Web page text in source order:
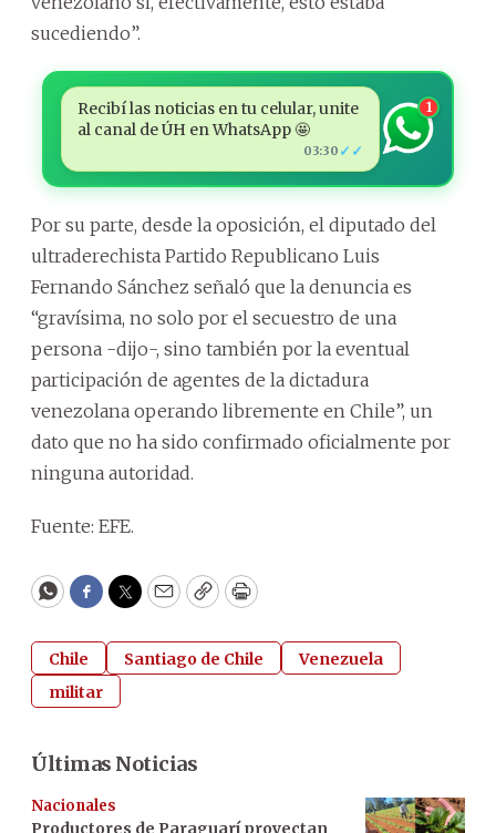
sucediendo”.
Recibí las noticias en tu celular, unite
al canal de ÚH en WhatsApp 🤩
03:30 ✓✓
1
Por su parte, desde la oposición, el diputado del
ultraderechista Partido Republicano Luis
Fernando Sánchez señaló que la denuncia es
“gravísima, no solo por el secuestro de una
persona -dijo-, sino también por la eventual
participación de agentes de la dictadura
venezolana operando libremente en Chile”, un
dato que no ha sido confirmado oficialmente por
ninguna autoridad.
Fuente: EFE.
WhatsApp
Facebook
Twitter
EmailCopyPrint
Chile Santiago de Chile
Venezuela
militar
Últimas Noticias
Nacionales
Productores de Paraguarí proyectan